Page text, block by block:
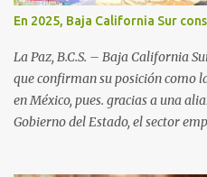
En 2025, Baja California Sur
La Paz, B.C.S. – Baja California
que confirman su posición como
en México, pues. gracias a una
Gobierno del Estado, el sector